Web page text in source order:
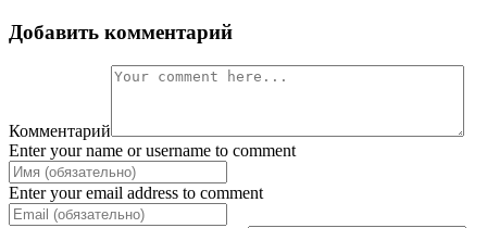
Добавить комментарий
Комментарий
Enter your name or username to comment
Enter your email address to comment